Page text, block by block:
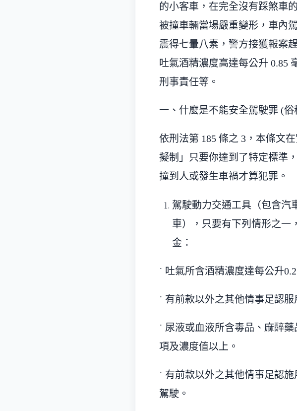
的小客車，在完全沒有踩煞車
被撞車輛當場嚴重變形，車內
震得七暈八素，警方接獲報案
吐氣酒精濃度高達每公升 0.85
刑事責任等。
一、什麼是不能安全駕駛罪 (
依刑法第 185 條之 3，本條文
擬制」只要你達到了特定標準
撞到人或發生車禍才算犯罪。
駕駛動力交通工具（包含汽
車），只要有下列情形之一
金：
˙ 吐氣所含酒精濃度達每公升
˙ 有前款以外之其他情事足認
˙ 尿液或血液所含毒品、麻醉
項及濃度值以上。
˙ 有前款以外之其他情事足認
駕駛。